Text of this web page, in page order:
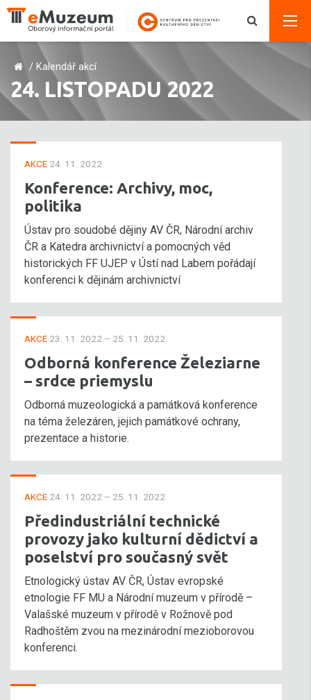
/ Kalendář akcí
24. LISTOPADU 2022
AKCE 24. 11. 2022
Konference: Archivy, moc,
politika
Ústav pro soudobé dějiny AV ČR, Národní archiv
ČR a Katedra archivnictví a pomocných věd
historických FF UJEP v Ústí nad Labem pořádají
konferenci k dějinám archivnictví
AKCE 23. 11. 2022 – 25. 11. 2022
Odborná konference Železiarne
– srdce priemyslu
Odborná muzeologická a památková konference
na téma železáren, jejich památkové ochrany,
prezentace a historie.
AKCE 24. 11. 2022 – 25. 11. 2022
Předindustriální technické
provozy jako kulturní dědictví a
poselství pro současný svět
Etnologický ústav AV ČR, Ústav evropské
etnologie FF MU a Národní muzeum v přírodě –
Valašské muzeum v přírodě v Rožnově pod
Radhoštěm zvou na mezinárodní mezioborovou
konferenci.